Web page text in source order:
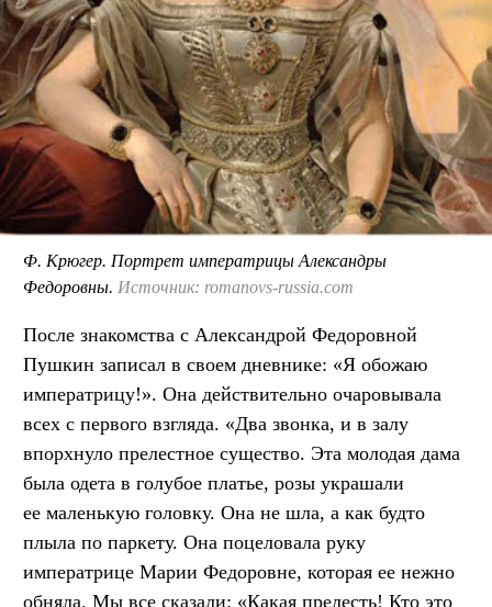
Ф. Крюгер. Портрет императрицы Александры
Федоровны. Источник: romanovs-russia.com
После знакомства с Александрой Федоровной
Пушкин записал в своем дневнике: «Я обожаю
императрицу!». Она действительно очаровывала
всех с первого взгляда. «Два звонка, и в залу
впорхнуло прелестное существо. Эта молодая дама
была одета в голубое платье, розы украшали
ее маленькую головку. Она не шла, а как будто
плыла по паркету. Она поцеловала руку
императрице Марии Федоровне, которая ее нежно
обняла. Мы все сказали: «Какая прелесть! Кто это